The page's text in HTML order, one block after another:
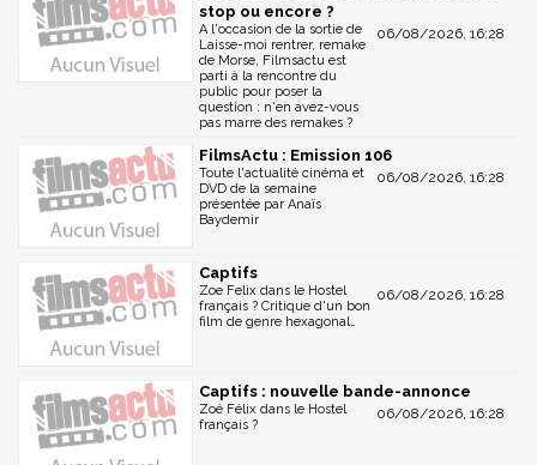
stop ou encore ?
06/08/2026, 16:28
A l'occasion de la sortie de
Laisse-moi rentrer, remake
de Morse, Filmsactu est
parti à la rencontre du
public pour poser la
question : n'en avez-vous
pas marre des remakes ?
FilmsActu : Emission 106
06/08/2026, 16:28
Toute l'actualité cinéma et
DVD de la semaine
présentée par Anaïs
Baydemir
Captifs
06/08/2026, 16:28
Zoe Felix dans le Hostel
français ? Critique d'un bon
film de genre hexagonal…
Captifs : nouvelle bande-annonce
06/08/2026, 16:28
Zoé Félix dans le Hostel
français ?